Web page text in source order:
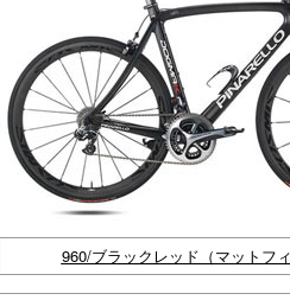
960/ブラックレッド（マットフ